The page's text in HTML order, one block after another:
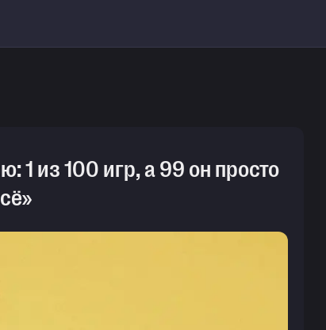
1 из 100 игр, а 99 он просто